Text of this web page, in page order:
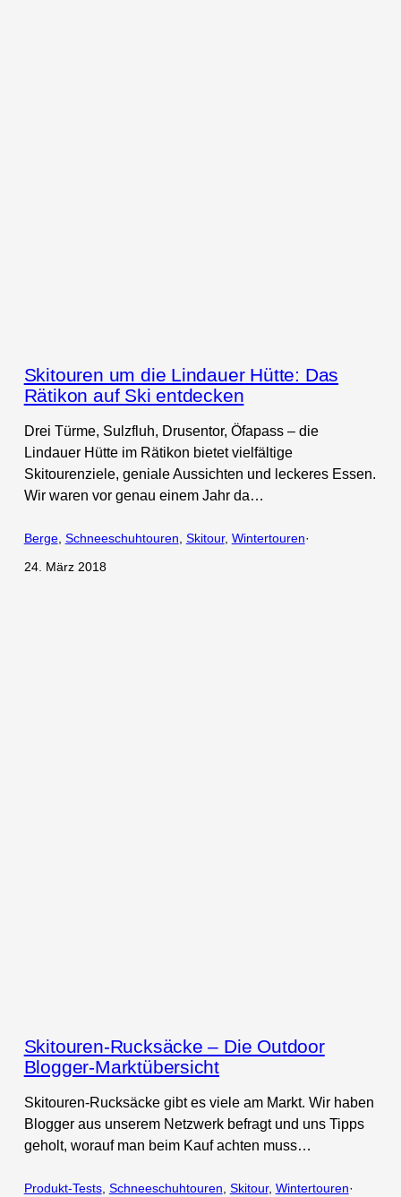
Skitouren um die Lindauer Hütte: Das
Rätikon auf Ski entdecken
Drei Türme, Sulzfluh, Drusentor, Öfapass – die
Lindauer Hütte im Rätikon bietet vielfältige
Skitourenziele, geniale Aussichten und leckeres Essen.
Wir waren vor genau einem Jahr da…
Berge, Schneeschuhtouren Skitour, Wintertouren·
24. März 2018
Skitouren-Rucksäcke – Die Outdoor
Blogger-Marktübersicht
Skitouren-Rucksäcke gibt es viele am Markt. Wir haben
Blogger aus unserem Netzwerk befragt und uns Tipps
geholt, worauf man beim Kauf achten muss…
Produkt-Tests, Schneeschuhtouren Skitour, Wintertouren·